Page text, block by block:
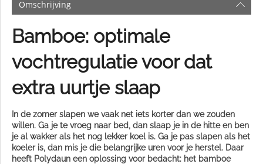
Omschrijving
Bamboe: optimale
vochtregulatie voor dat
extra uurtje slaap
In de zomer slapen we vaak net iets korter dan we zouden
willen. Ga je te vroeg naar bed, dan slaap je in de hitte en ben
je al wakker als het nog lekker koel is. Ga je pas slapen als het
koeler is, dan mis je die belangrijke uren voor je herstel. Daar
heeft Polydaun een oplossing voor bedacht: het bamboe